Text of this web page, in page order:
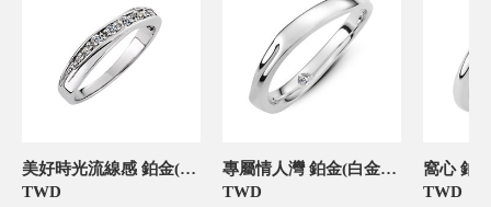
美好時光流線感 鉑金(白金)女款結婚對戒
TWD
專屬情人灣 鉑金(白金)女款結婚對戒
TWD
TWD